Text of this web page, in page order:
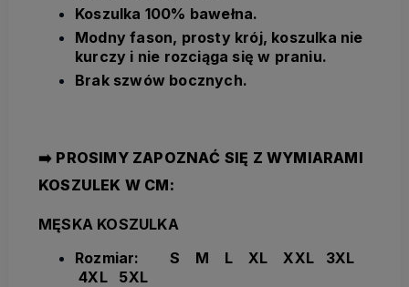
Koszulka 100% bawełna.
Modny fason, prosty krój, koszulka nie
kurczy i nie rozciąga się w praniu.
Brak szwów bocznych.
➡️ PROSIMY ZAPOZNAĆ SIĘ Z WYMIARAMI
KOSZULEK W CM:
MĘSKA KOSZULKA
Rozmiar: S M L XL XXL 3XL
4XL 5XL